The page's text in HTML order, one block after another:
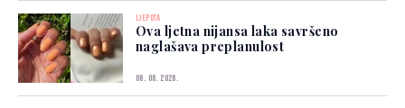
LJEPOTA
Ova ljetna nijansa laka savršeno
naglašava preplanulost
06. 08. 2026.